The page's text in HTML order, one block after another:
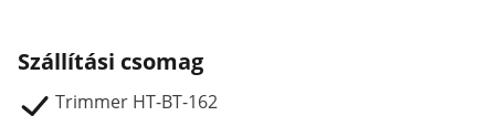
Szállítási csomag
Trimmer HT-BT-162